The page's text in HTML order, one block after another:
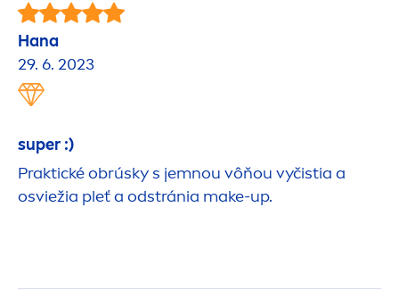
Hana
29. 6. 2023
super :)
Praktické obrúsky s jemnou vôňou vyčistia a
osviežia pleť a odstránia make-up.